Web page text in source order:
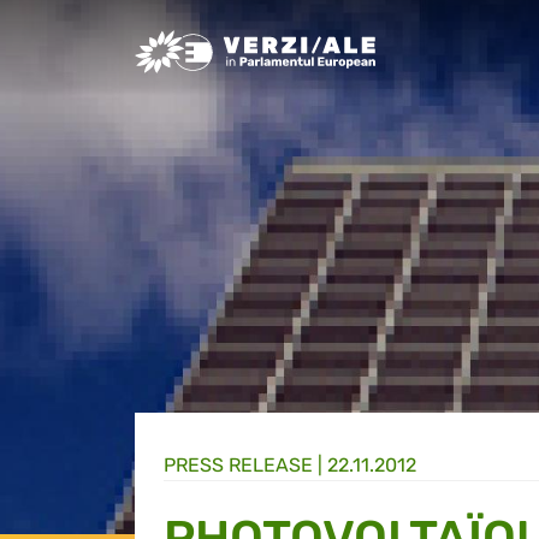
Greens/EFA Home
PRESS RELEASE | 22.11.2012